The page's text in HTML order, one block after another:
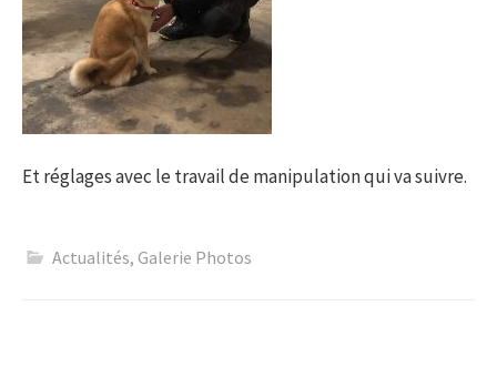
Et réglages avec le travail de manipulation qui va suivre.
Actualités, Galerie Photos